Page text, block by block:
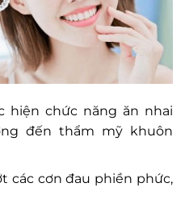
hiện chức năng ăn nhai
đến thẩm mỹ khuôn
các cơn đau phiền phức,